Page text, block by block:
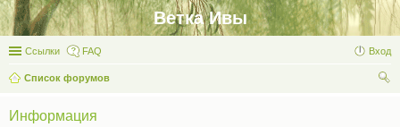
Ветка Ивы
Ссылки FAQ Вход
Список форумов
Информация